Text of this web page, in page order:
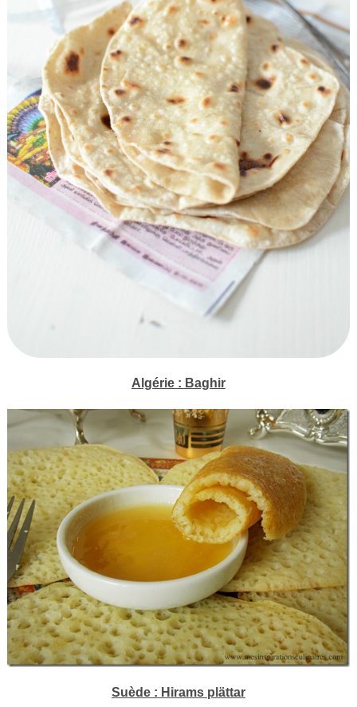
Algérie : Baghir
Suède : Hirams plättar